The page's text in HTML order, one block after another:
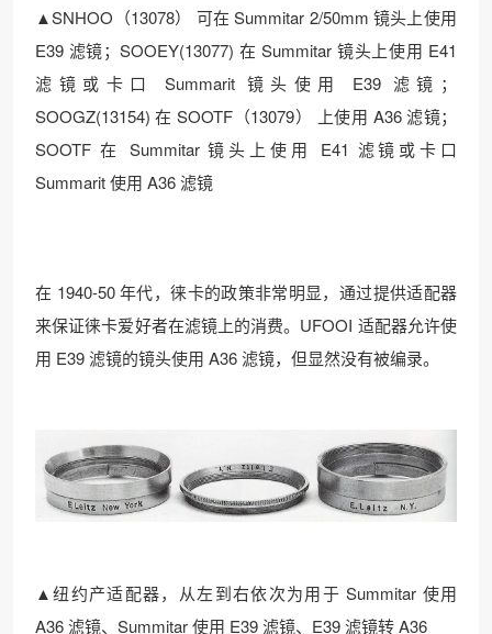
▲SNHOO（13078） 可在 Summitar 2/50mm 镜头上使用
E39 滤镜；SOOEY(13077) 在 Summitar 镜头上使用 E41
滤镜或卡口 Summarit 镜头使用 E39 滤镜；
SOOGZ(13154) 在 SOOTF（13079） 上使用 A36 滤镜；
SOOTF 在 Summitar 镜头上使用 E41 滤镜或卡口
Summarit 使用 A36 滤镜
在 1940-50 年代，徕卡的政策非常明显，通过提供适配器
来保证徕卡爱好者在滤镜上的消费。UFOOI 适配器允许使
用 E39 滤镜的镜头使用 A36 滤镜，但显然没有被编录。
▲纽约产适配器，从左到右依次为用于 Summitar 使用
A36 滤镜、Summitar 使用 E39 滤镜、E39 滤镜转 A36